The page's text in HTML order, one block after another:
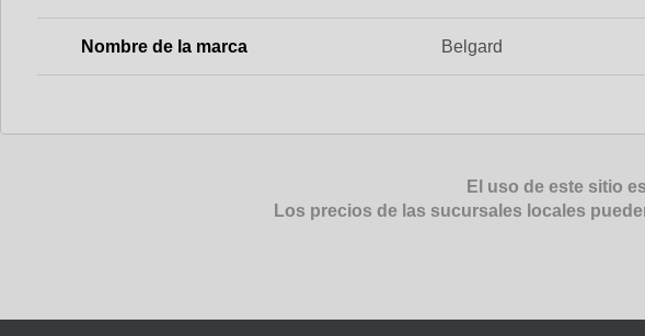
Nombre de la marca Belgard
El uso de este sitio
Los precios de las sucursales locales